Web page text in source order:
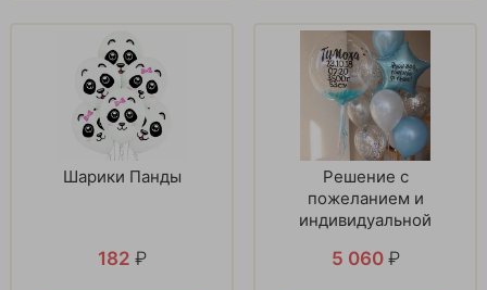
Шарики Панды
182 ₽
Решение с
пожеланием и
индивидуальной
5 060 ₽